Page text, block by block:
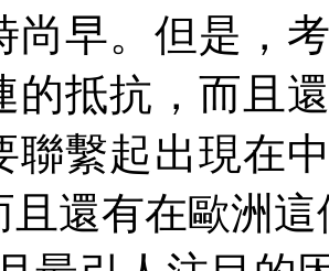
尚早。但是，
的抵抗，而且
聯繫起出現在
且還有在歐洲